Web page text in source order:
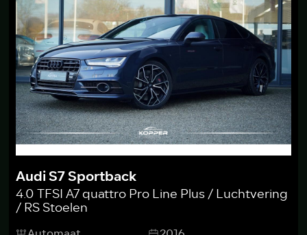
Audi S7 Sportback
4.0 TFSI A7 quattro Pro Line Plus / Luchtvering
/ RS Stoelen